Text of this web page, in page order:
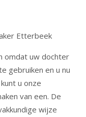
Etterbeek
omdat uw dochter
gebruiken en u nu
u onze
van een. De
wijze